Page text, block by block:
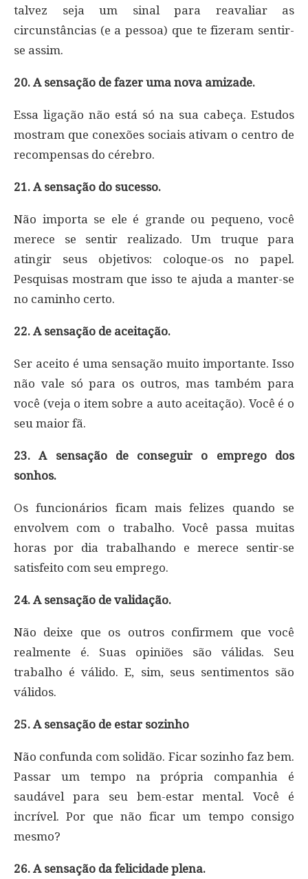
talvez seja um sinal para reavaliar as
circunstâncias (e a pessoa) que te fizeram sentir-
se assim.
20. A sensação de fazer uma nova amizade.
Essa ligação não está só na sua cabeça. Estudos
mostram que conexões sociais ativam o centro de
recompensas do cérebro.
21. A sensação do sucesso.
Não importa se ele é grande ou pequeno, você
merece se sentir realizado. Um truque para
atingir seus objetivos: coloque-os no papel.
Pesquisas mostram que isso te ajuda a manter-se
no caminho certo.
22. A sensação de aceitação.
Ser aceito é uma sensação muito importante. Isso
não vale só para os outros, mas também para
você (veja o item sobre a auto aceitação). Você é o
seu maior fã.
23. A sensação de conseguir o emprego dos
sonhos.
Os funcionários ficam mais felizes quando se
envolvem com o trabalho. Você passa muitas
horas por dia trabalhando e merece sentir-se
satisfeito com seu emprego.
24. A sensação de validação.
Não deixe que os outros confirmem que você
realmente é. Suas opiniões são válidas. Seu
trabalho é válido. E, sim, seus sentimentos são
válidos.
25. A sensação de estar sozinho
Não confunda com solidão. Ficar sozinho faz bem.
Passar um tempo na própria companhia é
saudável para seu bem-estar mental. Você é
incrível. Por que não ficar um tempo consigo
mesmo?
26. A sensação da felicidade plena.